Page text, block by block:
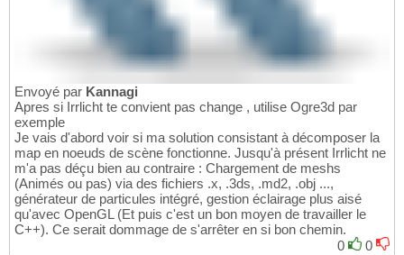
Envoyé par Kannagi
Apres si Irrlicht te convient pas change , utilise Ogre3d par
exemple
Je vais d'abord voir si ma solution consistant à décomposer la
map en noeuds de scène fonctionne. Jusqu'à présent Irrlicht ne
m'a pas déçu bien au contraire : Chargement de meshs
(Animés ou pas) via des fichiers .x, .3ds, .md2, .obj ...,
générateur de particules intégré, gestion éclairage plus aisé
qu'avec OpenGL (Et puis c'est un bon moyen de travailler le
C++). Ce serait dommage de s'arrêter en si bon chemin.
0
0